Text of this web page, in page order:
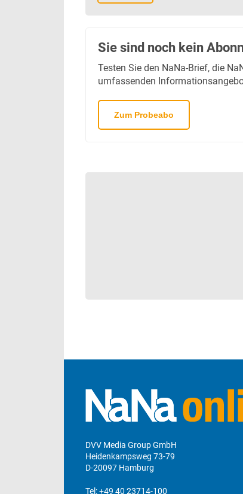
Dossier Elektrobusse
Sie sind noch kein
Testen Sie den NaNa-Brief, die
umfassenden
Zum Probeabo
DVV Media Group GmbH
Heidenkampsweg 73-79
D-20097 Hamburg
Tel:+49 40 23714-100